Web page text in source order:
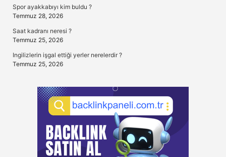
Spor ayakkabıyı kim buldu ?
Temmuz 28, 2026
Saat kadranı neresi ?
Temmuz 25, 2026
Ingilizlerin işgal ettiği yerler nerelerdir ?
Temmuz 25, 2026